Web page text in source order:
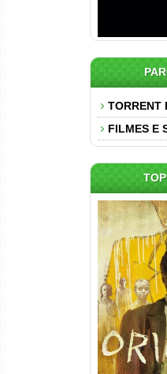
TORRENT
FILMES E
Origem 4ª
(2026)